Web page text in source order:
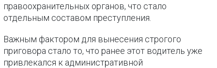
правоохранительных органов, что стало
отдельным составом преступления.
Важным фактором для вынесения строгого
приговора стало то, что ранее этот водитель уже
привлекался к административной